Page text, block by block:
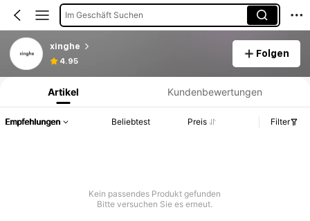
Im Geschäft Suchen
xinghe
4.95
Folgen
Produktinformation: Preisangabe, Verkaufs- und Lagerbestandsdetails.
Artikel Kundenbewertungen
Empfehlungen Beliebtest Preis Filter
Kein passendes Produkt gefunden
Bitte versuchen Sie es erneut.